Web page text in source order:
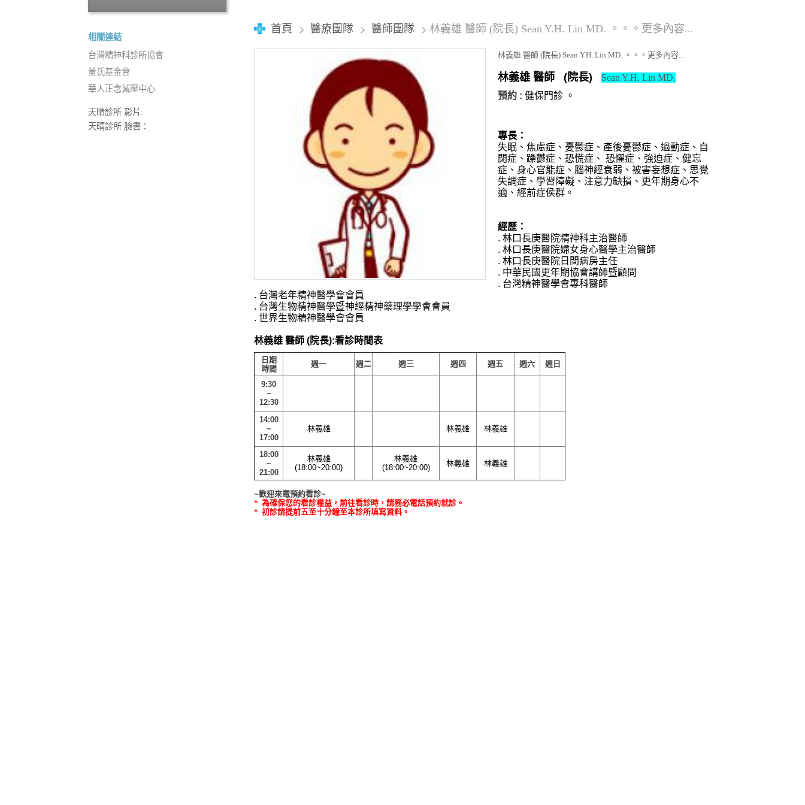
相關連結
台灣精神科診所協會
董氏基金會
華人正念減壓中心
天晴診所 影片:
天晴診所 臉書：
首頁 醫療團隊 醫師團隊 林義雄 醫師 (院長) Sean Y.H. Lin MD. 。。。更多內容...
林義雄 醫師 (院長) Sean Y.H. Lin MD. 。。。更多內容...
林義雄 醫師 (院長)
Sean Y.H. Lin MD.
預約 : 健保門診 。
專長：
失眠、焦慮症、憂鬱症、產後憂鬱症、過動症、自
閉症、躁鬱症、恐慌症、 恐懼症、強迫症、健忘
症、身心官能症、腦神經衰弱、被害妄想症、思覺
失調症、學習障礙、注意力缺損、更年期身心不
適、經前症侯群。
經歷：
. 林口長庚醫院精神科主治醫師
. 林口長庚醫院婦女身心醫學主治醫師
. 林口長庚醫院日間病房主任
. 中華民國更年期協會講師暨顧問
. 台灣精神醫學會專科醫師
. 台灣老年精神醫學會會員
. 台灣生物精神醫學暨神經精神藥理學學會會員
. 世界生物精神醫學會會員
林義雄 醫師 (院長):看診時間表
日期
時間
週一 週二 週三 週四 週五 週六 週日
9:30
~
12:30
14:00
~
17:00
林義雄 林義雄 林義雄
18:00
~
21:00
林義雄
(18:00~20:00)
林義雄
(18:00~20:00)
林義雄 林義雄
~歡迎來電預約看診~
* 為確保您的看診權益，前往看診時，請務必電話預約就診。
* 初診請提前五至十分鐘至本診所填寫資料 。